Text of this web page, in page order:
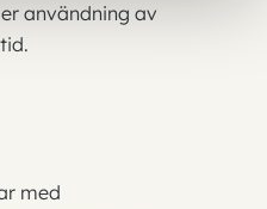
er användning av
.
med